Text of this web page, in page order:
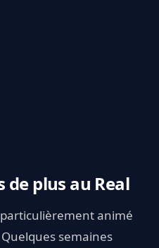
de plus au Real
animé
semaines